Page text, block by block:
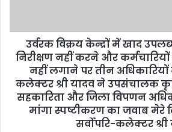
उर्वरक विक्रय केन्द्रों में खाद
निरीक्षण नहीं करने और कर्मचारियों
नहीं लगाने पर तीन अधिकारियों
कलेक्टर श्री यादव ने उपसंचालक
सहकारिता और जिला विपणन
मांगा स्पष्टीकरण का जवाब मेरे
सर्वोपरि-कलेक्टर श्री